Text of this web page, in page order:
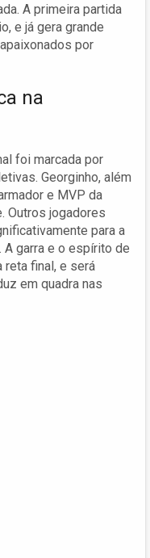
A primeira partida
e já gera grande
por
na
foi marcada por
Georginho, além
e MVP da
Outros jogadores
para a
A garra e o espírito de
final, e será
em quadra nas